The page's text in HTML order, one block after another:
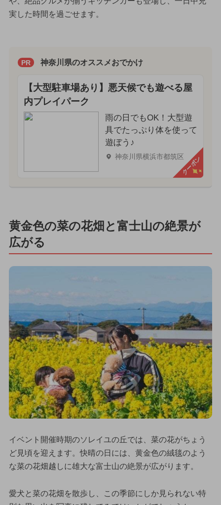
実した時間を過ごせます。
PR 神奈川県のオススメおでかけ
【大型駐車場あり】悪天候でも遊べる屋
内プレイパーク
雨の日でもOK！大型遊
具でたっぷり体を使って
遊ぼう♪
神奈川県横浜市都筑区クーポン
黄金色の菜の花畑と富士山の絶景が
広がる
イベント開催時期のソレイユの丘では、菜の花がちょう
ど見頃を迎えます。快晴の日には、黄金色の絨毯のよう
な菜の花畑越しに雄大な富士山の絶景が広がります。
愛犬と菜の花畑を散歩し、この季節にしか見られない特